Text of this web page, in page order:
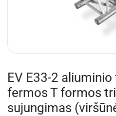
EV E33-2
fermos T formos
sujungimas